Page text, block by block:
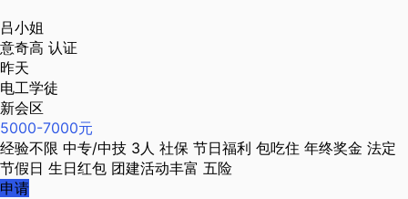
吕小姐
意奇高 认证
昨天
电工学徒
新会区
5000-7000元
经验不限 中专/中技 3人 社保 节日福利 包吃住 年终奖金 法定
节假日 生日红包 团建活动丰富 五险
申请